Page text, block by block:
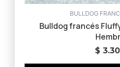
BULLDOG
Bulldog francés
$